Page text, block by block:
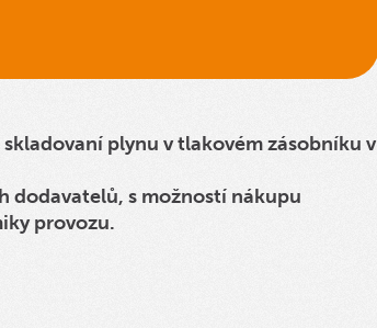
plynu v tlakovém zásobníku v
dodavatelů, s možností nákupu
provozu.